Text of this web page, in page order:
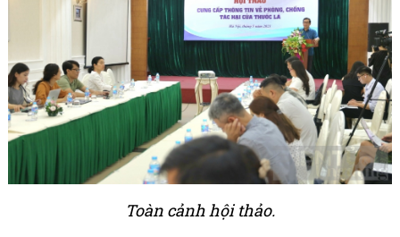
Toàn cảnh hội thảo.